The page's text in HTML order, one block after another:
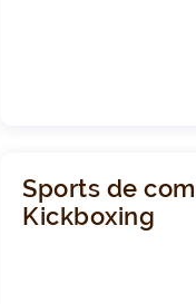
Sports de
Kickboxing